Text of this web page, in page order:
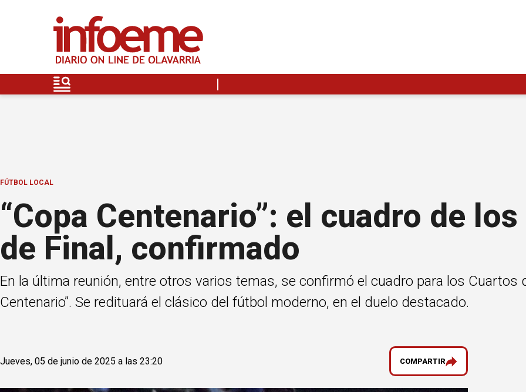
FÚTBOL LOCAL
“Copa Centenario”: el cuadro de
de Final, confirmado
En la última reunión, entre otros varios temas, se confirmó el cuadro para los Cuartos
Centenario”. Se redituará el clásico del fútbol moderno, en el duelo destacado.
Jueves, 05 de junio de 2025 a las 23:20 COMPARTIR